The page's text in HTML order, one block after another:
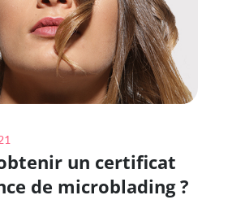
un certificat
de microblading ?